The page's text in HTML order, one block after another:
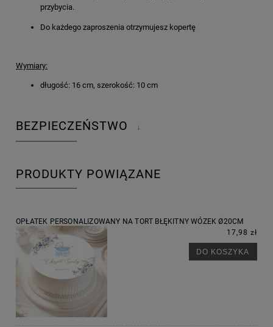
przybycia.
Do każdego zaproszenia otrzymujesz kopertę
Wymiary:
długość: 16 cm, szerokość: 10 cm
BEZPIECZEŃSTWO ↓
PRODUKTY POWIĄZANE
OPŁATEK PERSONALIZOWANY NA TORT BŁĘKITNY WÓZEK Ø20CM
17,98 zł
DO KOSZYKA